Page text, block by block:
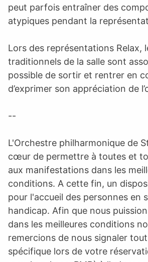
peut parfois entraîner des
atypiques pendant la
Lors des représentations Relax,
traditionnels de la salle sont
possible de sortir et rentrer en
d’exprimer son appréciation de
--
L'Orchestre philharmonique de
cœur de permettre à toutes et
aux manifestations dans les
conditions. A cette fin, un
pour l'accueil des personnes en
handicap. Afin que nous
dans les meilleures conditions
remercions de nous signaler
spécifique lors de votre